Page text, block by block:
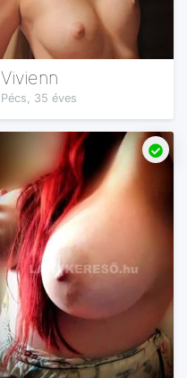
Vivienn
Pécs, 35 éves